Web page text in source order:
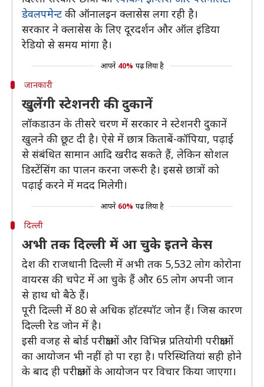
डेवलपमेन्ट की ऑनालइन क्लासेस लगा रही है।
सरकार ने क्लासेस के लिए दूरदर्शन और ऑल इंडिया
रेडियो से समय मांगा है।
आपने 40% पढ़ लिया है
जानकारी
खुलेंगी स्टेशनरी की दुकानें
लॉकडाउन के तीसरे चरण में सरकार ने स्टेशनरी दुकानें
खुलने की छूट दी है। ऐसे में छात्र किताबें-कॉपिया, पढ़ाई
से संबंधित सामान आदि खरीद सकते हैं, लेकिन सोशल
डिस्टेंसिंग का पालन करना जरूरी है। इससे छात्रों को
पढ़ाई करने में मदद मिलेगी।
आपने 60% पढ़ लिया है
दिल्ली
अभी तक दिल्ली में आ चुके इतने केस
देश की राजधानी दिल्ली में अभी तक 5,532 लोग कोरोना
वायरस की चपेट में आ चुके हैं और 65 लोग अपनी जान
से हाथ धो बैठे हैं।
पूरी दिल्ली में 80 से अधिक हॉटस्पॉट जोन हैं। जिस कारण
दिल्ली रेड जोन में है।
इसी वजह से बोर्ड परीक्षाओं और विभिन्न प्रतियोगी परीक्षाओं
का आयोजन भी नहीं हो पा रहा है। परिस्थितियां सही होने
के बाद ही परीक्षाओं के आयोजन पर विचार किया जाएगा।